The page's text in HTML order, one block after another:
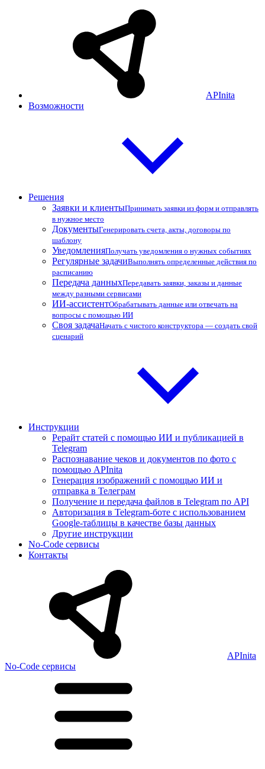
APInita
Возможности
Решения
Заявки и клиентыПринимать заявки из форм и отправлять
в нужное место
ДокументыГенерировать счета, акты, договоры по
шаблону
УведомленияПолучать уведомления о нужных событиях
Регулярные задачиВыполнять определенные действия по
расписанию
Передача данныхПередавать заявки, заказы и данные
между разными сервисами
ИИ-ассистентОбрабатывать данные или отвечать на
вопросы с помощью ИИ
Своя задачаНачать с чистого конструктора — создать свой
сценарий
Инструкции
Рерайт статей с помощью ИИ и публикацией в
Telegram
Распознавание чеков и документов по фото с
помощью APInita
Генерация изображений с помощью ИИ и
отправка в Телеграм
Получение и передача файлов в Telegram по API
Авторизация в Telegram-боте с использованием
Google-таблицы в качестве базы данных
Другие инструкции
No-Code сервисы
Контакты
APInita
No-Code сервисы